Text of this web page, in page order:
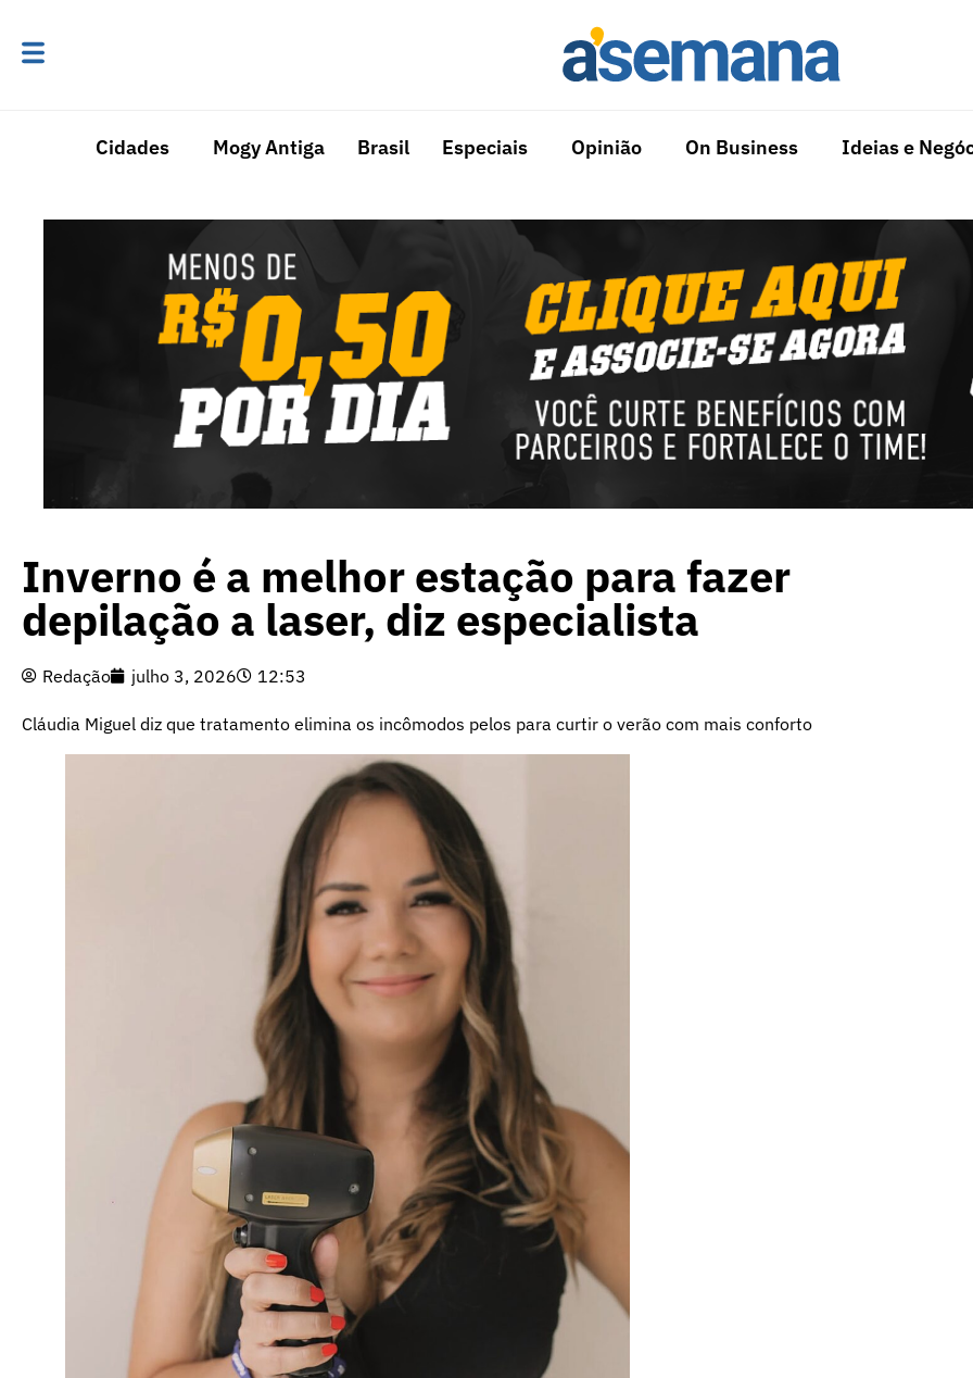
Cidades Mogy Antiga Brasil Especiais Opinião On Business Ideias e
Inverno é a melhor estação para fazer
depilação a laser, diz especialista
Redação julho 3, 2026 12:53
Cláudia Miguel diz que tratamento elimina os incômodos pelos para curtir o verão com mais conforto